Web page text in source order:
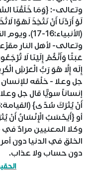
لَوْ أَرَدْنَا أَنْ نَتَّخِذَ لَهْوًا
وتعالى- لأهل النار
جل وعلا - خلْقه
إنساناً سويًّا قال جل
أو {أَيَحْسَبُ الْإِنْسَانُ أَنْ
وكلا المعنيين مرادٌ في
الخلق في الدنيا دون
دون حساب ولا عذاب.